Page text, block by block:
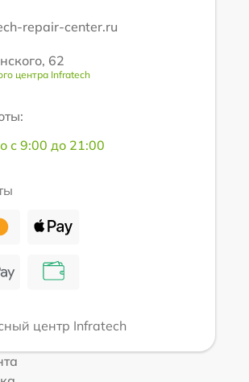
repair-center.ru
62
центра Infratech
с 9:00 до 21:00
центр Infratech